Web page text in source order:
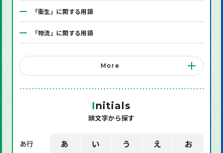
「衛生」に関する用語
「物流」に関する用語
「システム」に関する用語
「店舗備品」に関する用語
「環境」に関する用語
「業界用語」に関する用語
More
Initials
頭文字から探す
あ行 あ い う え お